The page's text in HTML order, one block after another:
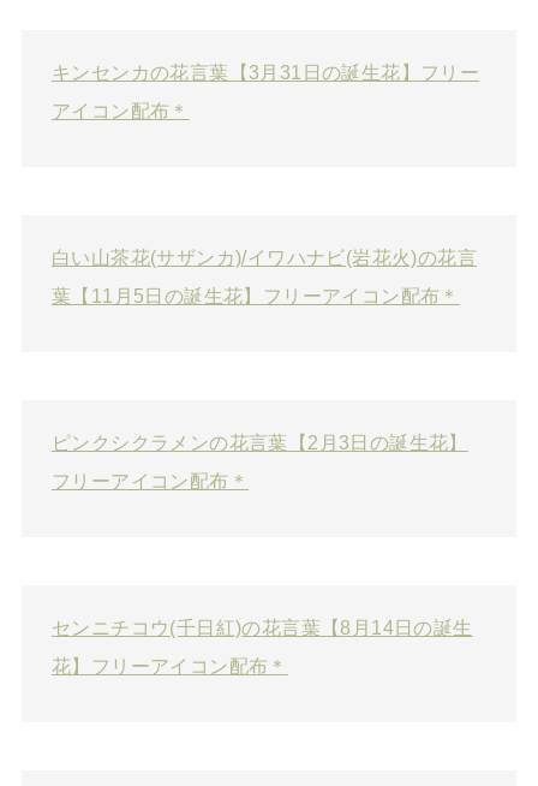
キンセンカの花言葉【3月31日の誕生花】フリー
アイコン配布＊
白い山茶花(サザンカ)/イワハナビ(岩花火)の花言
葉【11月5日の誕生花】フリーアイコン配布＊
ピンクシクラメンの花言葉【2月3日の誕生花】
フリーアイコン配布＊
センニチコウ(千日紅)の花言葉【8月14日の誕生
花】フリーアイコン配布＊